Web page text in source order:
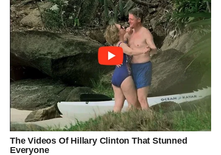
Ono što je najvažnije jeste da ćete ponovo osetiti snagu u
sebi. Vraća vam se energija, nada i osećaj da možete da
pobedite sve što vam stoji na putu.